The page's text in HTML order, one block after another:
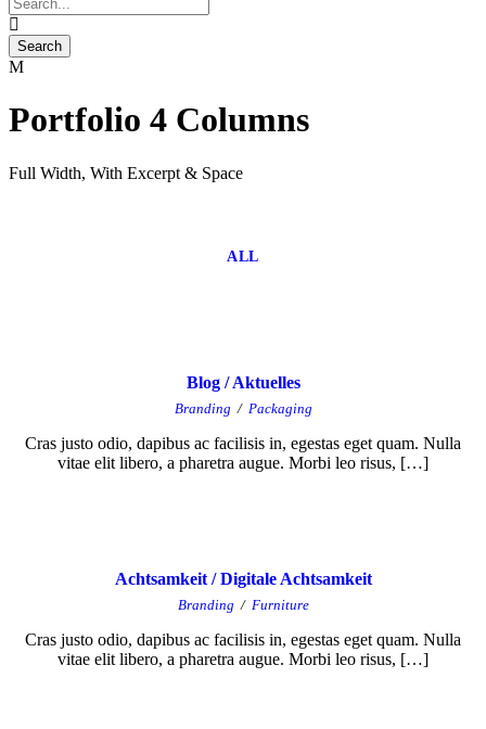
Portfolio 4 Columns
Full Width, With Excerpt & Space
ALL
Blog / Aktuelles
Branding / Packaging
Cras justo odio, dapibus ac facilisis in, egestas eget quam. Nulla
vitae elit libero, a pharetra augue. Morbi leo risus, […]
Achtsamkeit / Digitale Achtsamkeit
Branding / Furniture
Cras justo odio, dapibus ac facilisis in, egestas eget quam. Nulla
vitae elit libero, a pharetra augue. Morbi leo risus, […]